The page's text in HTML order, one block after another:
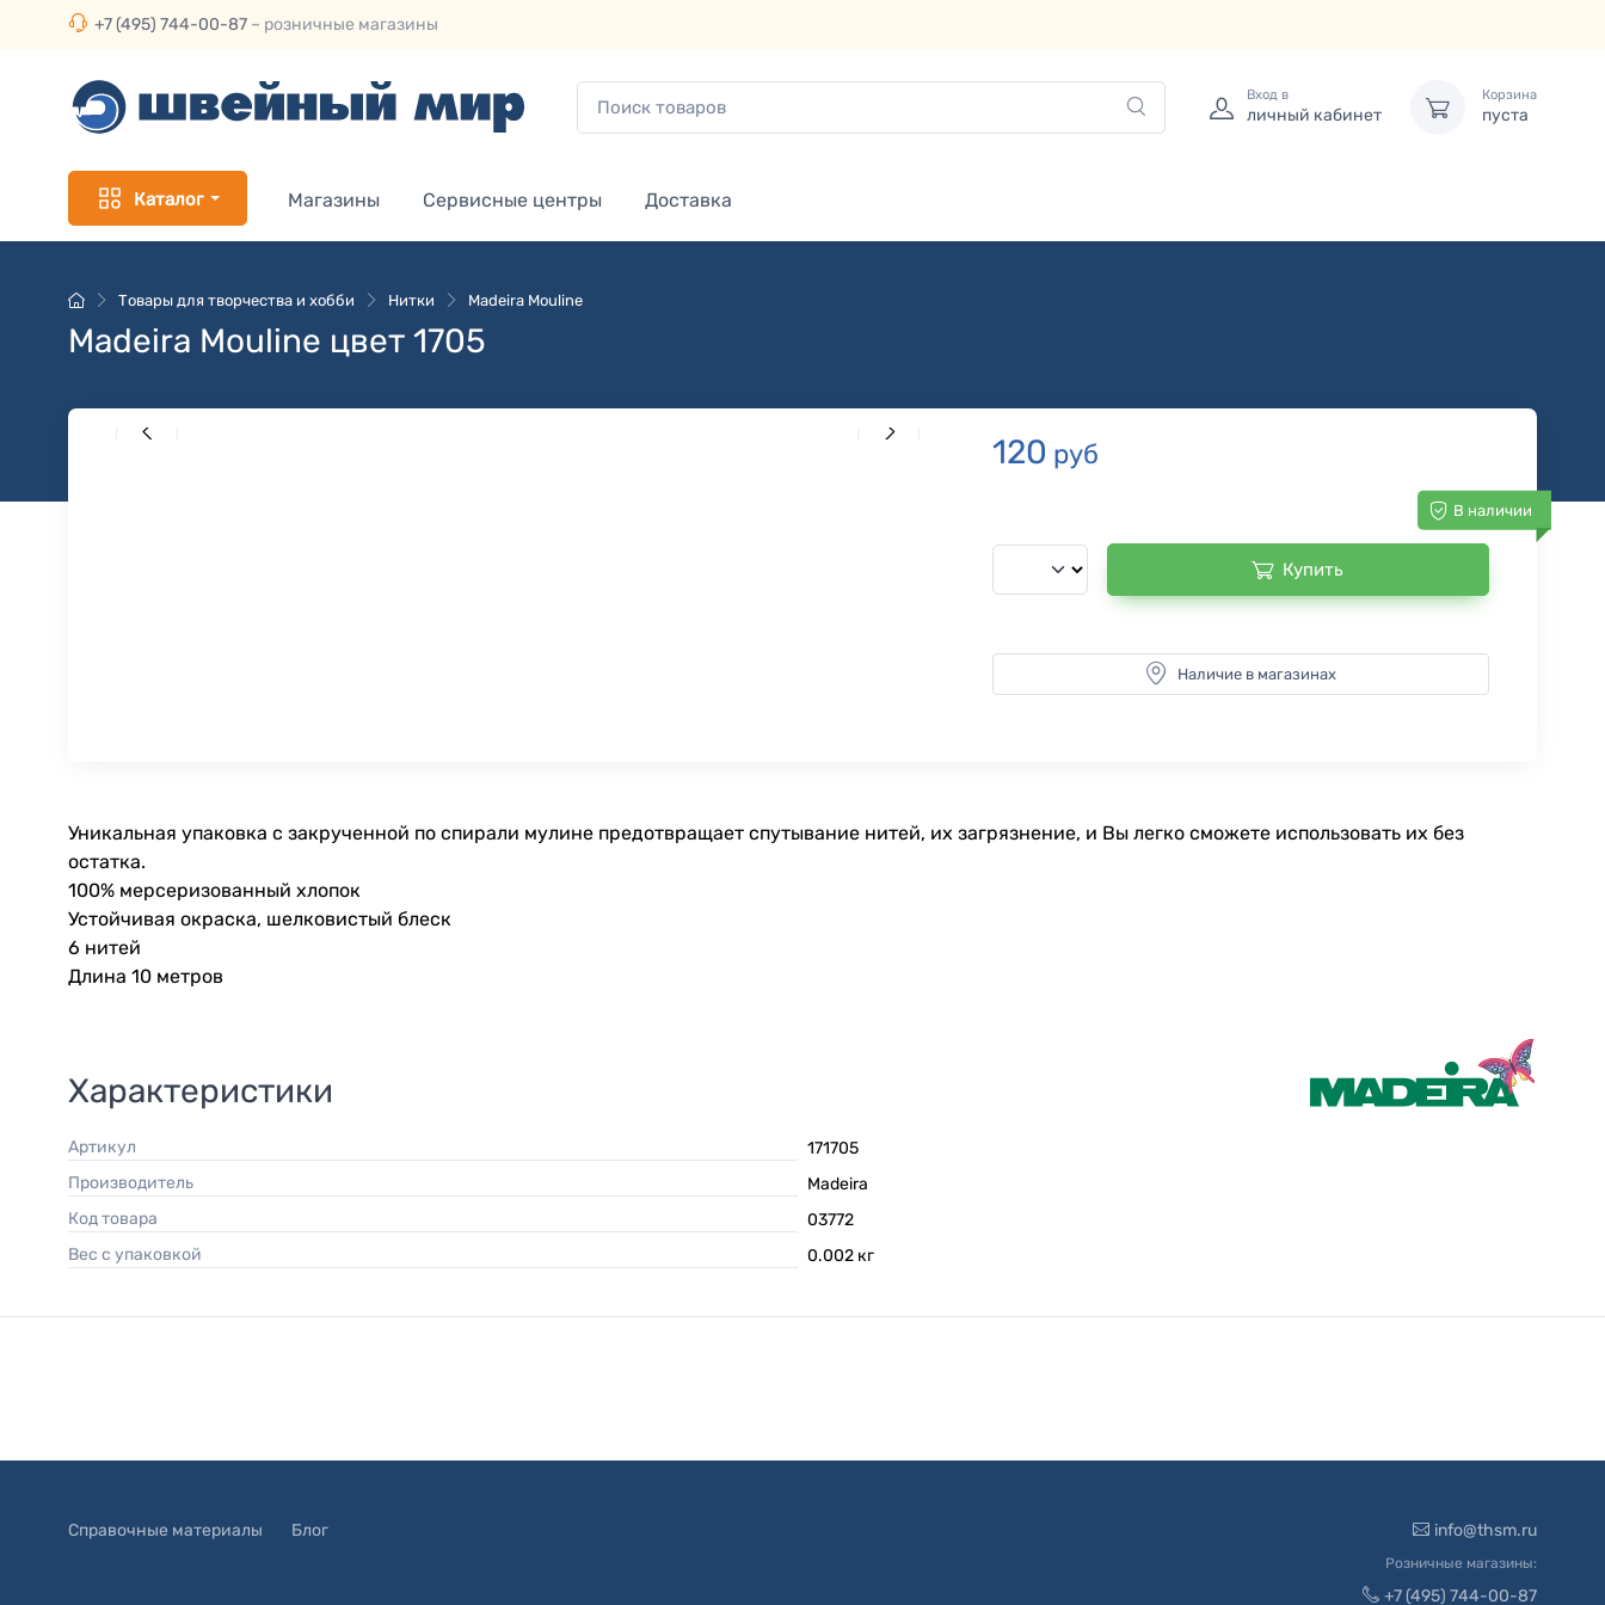
+7 (495) 744-00-87 – розничные магазины
Вход в
личный кабинет
Корзина
пуста
Каталог Магазины Сервисные центры Доставка
Товары для творчества и хобби Нитки Madeira Mouline
Madeira Mouline цвет 1705
120 руб
В наличии
Купить
Наличие в магазинах
Уникальная упаковка с закрученной по спирали мулине предотвращает спутывание нитей, их загрязнение, и Вы легко сможете использовать их без
остатка.
100% мерсеризованный хлопок
Устойчивая окраска, шелковистый блеск
6 нитей
Длина 10 метров
Характеристики
Артикул
171705
Производитель
Madeira
Код товара
03772
Вес с упаковкой
0.002 кг
Справочные материалы Блог info@thsm.ru
Розничные магазины:
+7 (495) 744-00-87